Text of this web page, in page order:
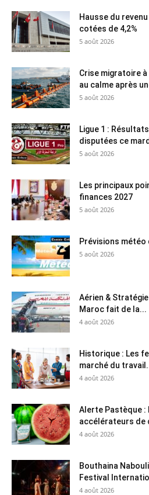
Hausse du
cotées de 4,2%
5 août 2026
Crise migratoire
au calme après
5 août 2026
Ligue 1 :
disputées ce
5 août 2026
Les principaux
finances 2027
5 août 2026
Prévisions météo
5 août 2026
Aérien &
Maroc fait de la...
4 août 2026
Historique : Les
marché du
4 août 2026
Alerte Pastèque
accélérateurs de
4 août 2026
Bouthaina
Festival
4 août 2026